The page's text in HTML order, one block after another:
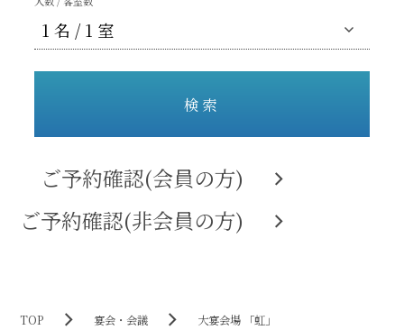
検索
ご予約確認(会員の方)
ご予約確認(非会員の方)
TOP 宴会・会議 大宴会場 「虹」